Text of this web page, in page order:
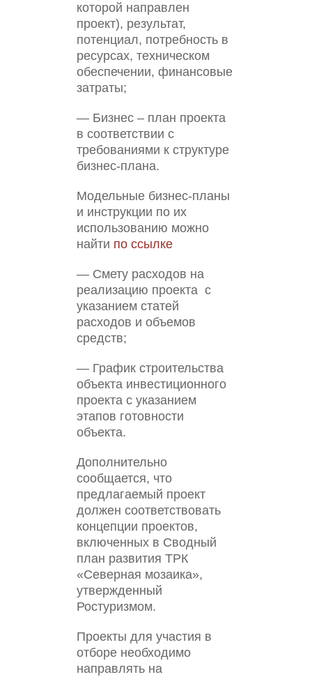
которой направлен
проект), результат,
потенциал, потребность в
ресурсах, техническом
обеспечении, финансовые
затраты;
— Бизнес – план проекта
в соответствии с
требованиями к структуре
бизнес-плана.
Модельные бизнес-планы
и инструкции по их
использованию можно
найти по ссылке
— Смету расходов на
реализацию проекта с
указанием статей
расходов и объемов
средств;
— График строительства
объекта инвестиционного
проекта с указанием
этапов готовности
объекта.
Дополнительно
сообщается, что
предлагаемый проект
должен соответствовать
концепции проектов,
включенных в Сводный
план развития ТРК
«Северная мозаика»,
утвержденный
Ростуризмом.
Проекты для участия в
отборе необходимо
направлять на